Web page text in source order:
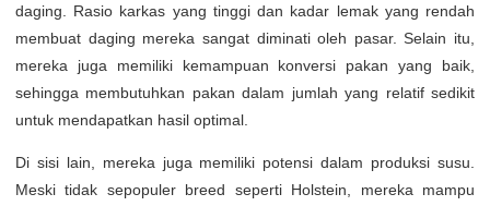
daging. Rasio karkas yang tinggi dan kadar lemak yang rendah
membuat daging mereka sangat diminati oleh pasar. Selain itu,
mereka juga memiliki kemampuan konversi pakan yang baik,
sehingga membutuhkan pakan dalam jumlah yang relatif sedikit
untuk mendapatkan hasil optimal.
Di sisi lain, mereka juga memiliki potensi dalam produksi susu.
Meski tidak sepopuler breed seperti Holstein, mereka mampu